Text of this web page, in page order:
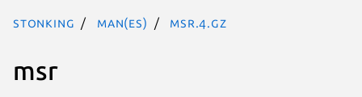
stonking man(es) msr.4.gz
msr